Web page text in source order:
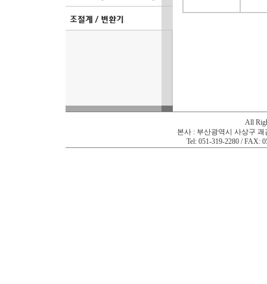
All
본사 : 부산광역시 사상구 괘
Tel: 051-319-2280 / FAX: